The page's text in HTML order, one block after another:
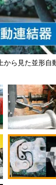
上から見た並形